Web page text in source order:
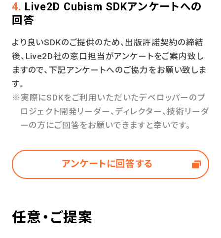
4. Live2D Cubism SDKアンケートへの
回答
より良いSDKのご提供のため、出版許諾契約の締結
後、Live2D社の窓口担当がアンケートをご案内致し
ますので、下記アンケートへのご協力をお願い致しま
す。
※実際にSDKをご利用いただいたデベロッパーのプ
ロジェクト開発リーダー、ディレクター、技術リーダ
ーの方にご回答をお願いできますと幸いです。
アンケートに回答する
任意・ご提案